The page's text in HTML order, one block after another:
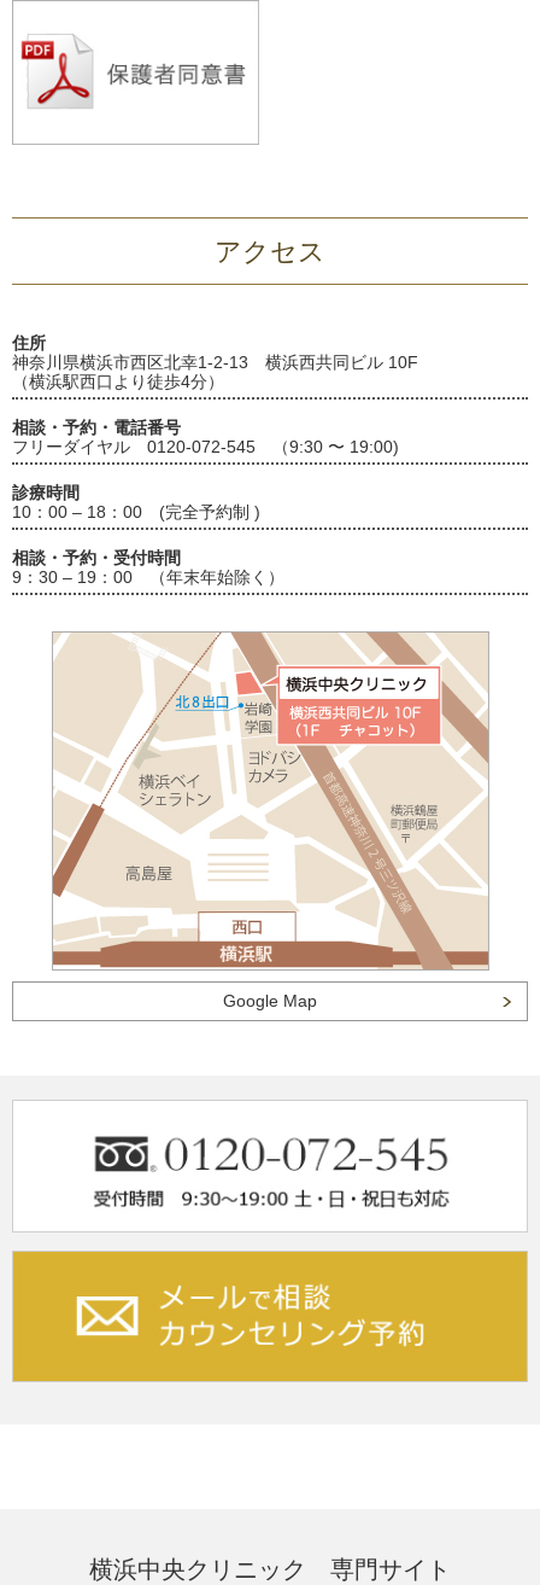
アクセス
住所
神奈川県横浜市西区北幸1-2-13 横浜西共同ビル 10F
（横浜駅西口より徒歩4分）
相談・予約・電話番号
フリーダイヤル 0120-072-545 （9:30 〜 19:00)
診療時間
10：00 – 18：00 (完全予約制 )
相談・予約・受付時間
9：30 – 19：00 （年末年始除く）
Google Map
横浜中央クリニック 専門サイト